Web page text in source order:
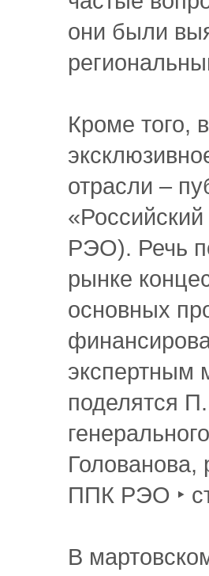
они были
Кроме того,
отрасли –
РЭО). Речь
рынке
основных
экспертным
поделятся
Голованова,
ППК РЭО ‣
В